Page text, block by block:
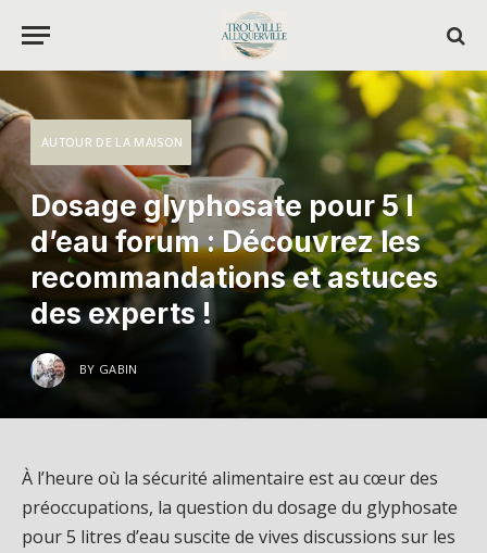
AUTOUR DE LA MAISON
Dosage glyphosate pour 5 l
d’eau forum : Découvrez les
recommandations et astuces
des experts !
BY GABIN
À l’heure où la sécurité alimentaire est au cœur des
préoccupations, la question du dosage du glyphosate
pour 5 litres d’eau suscite de vives discussions sur les